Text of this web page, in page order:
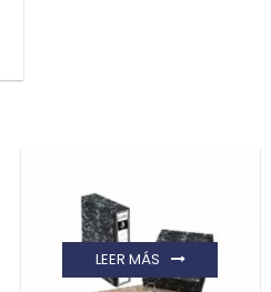
LEER MÁS